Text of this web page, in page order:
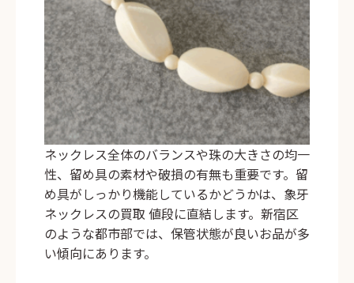
ネックレス全体のバランスや珠の大きさの均一
性、留め具の素材や破損の有無も重要です。留
め具がしっかり機能しているかどうかは、象牙
ネックレスの買取 値段に直結します。新宿区
のような都市部では、保管状態が良いお品が多
い傾向にあります。